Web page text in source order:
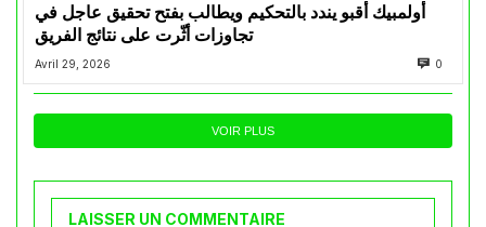
أولمبيك أقبو يندد بالتحكيم ويطالب بفتح تحقيق عاجل في
تجاوزات أثّرت على نتائج الفريق
Avril 29, 2026 0
VOIR PLUS
LAISSER UN COMMENTAIRE